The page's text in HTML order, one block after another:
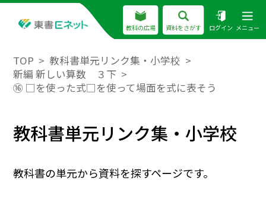
教科の広場 資料をさがす ログイン メニュー
TOP
教科書単元リンク集・小学校
新編 新しい算数 ３下
⑯ □を使った式□を使って場面を式に表そう
教科書単元リンク集・小学校
教科書の単元から資料を探すページです。